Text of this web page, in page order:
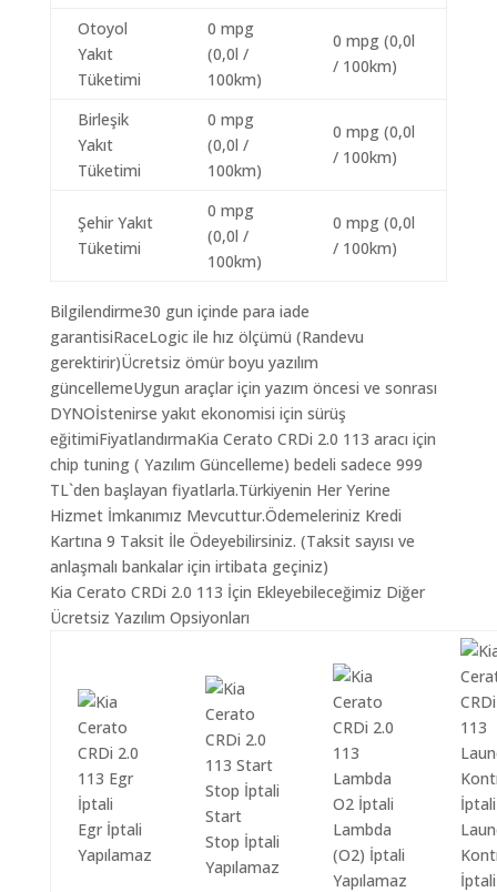
Otoyol
Yakıt
Tüketimi
0 mpg
(0,0l /
100km)
0 mpg (0,0l
/ 100km)
Birleşik
Yakıt
Tüketimi
0 mpg
(0,0l /
100km)
0 mpg (0,0l
/ 100km)
Şehir Yakıt
Tüketimi
0 mpg
(0,0l /
100km)
0 mpg (0,0l
/ 100km)
Bilgilendirme30 gun içinde para iade
garantisiRaceLogic ile hız ölçümü (Randevu
gerektirir)Ücretsiz ömür boyu yazılım
güncellemeUygun araçlar için yazım öncesi ve sonrası
DYNOİstenirse yakıt ekonomisi için sürüş
eğitimiFiyatlandırmaKia Cerato CRDi 2.0 113 aracı için
chip tuning ( Yazılım Güncelleme) bedeli sadece 999
TL`den başlayan fiyatlarla.Türkiyenin Her Yerine
Hizmet İmkanımız Mevcuttur.Ödemeleriniz Kredi
Kartına 9 Taksit İle Ödeyebilirsiniz. (Taksit sayısı ve
anlaşmalı bankalar için irtibata geçiniz)
Kia Cerato CRDi 2.0 113 İçin Ekleyebileceğimiz Diğer
Ücretsiz Yazılım Opsiyonları
Egr İptali
Yapılamaz
Start
Stop İptali
Yapılamaz
Lambda
(O2) İptali
Yapılamaz
İptali